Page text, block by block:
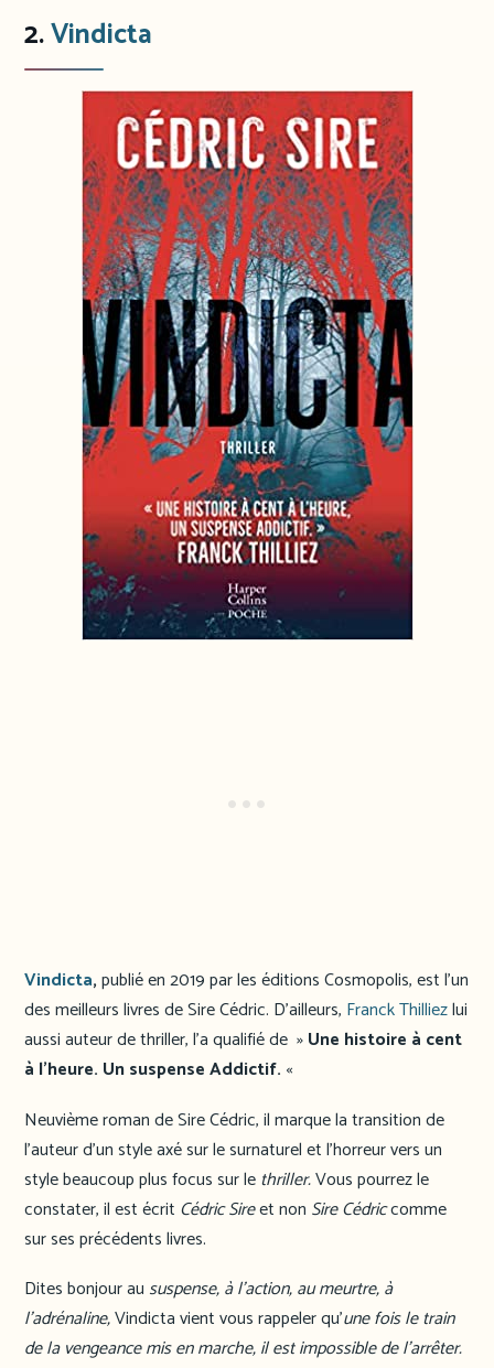
2.Vindicta
Vindicta,publié en 2019 par les éditions Cosmopolis, est l’un
des meilleurs livres de Sire Cédric. D’ailleurs, Franck Thilliezlui
aussi auteur de thriller, l’a qualifié de »Une histoire à cent
à l’heure. Un suspense Addictif. «
Neuvième roman de Sire Cédric, il marque la transition de
l’auteur d’un style axé sur le surnaturel et l’horreur vers un
style beaucoup plus focus sur lethriller.Vous pourrez le
constater, il est écrit Cédric Sireet non Sire Cédriccomme
sur ses précédents livres.
Dites bonjour au suspense, à l’action, au meurtre, à
l’adrénaline,Vindicta vient vous rappeler qu’une fois le train
de la vengeance mis en marche, il est impossible de l’arrêter.